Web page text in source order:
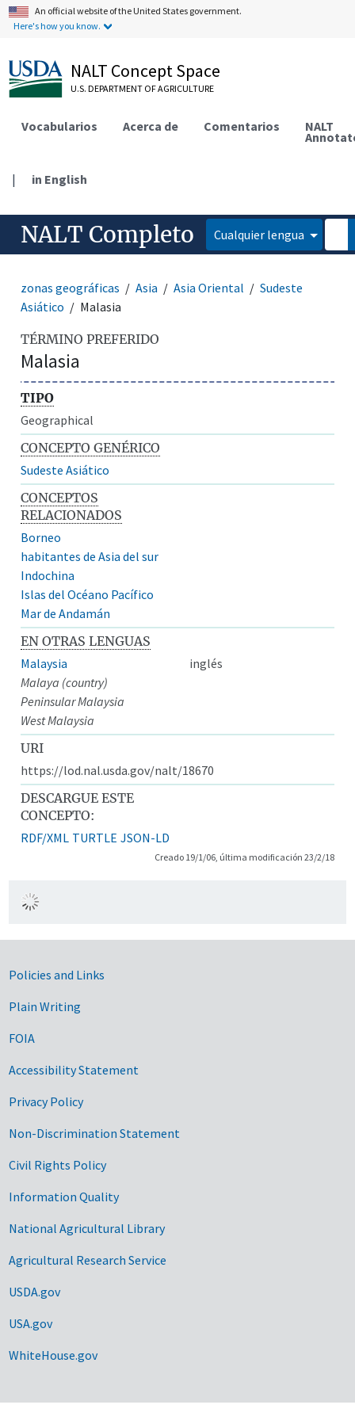
An official website of the United States government.
Here's how you know.
NALT Concept Space
U.S. DEPARTMENT OF AGRICULTURE
Vocabularios Acerca de Comentarios NALT
| in English
NALT Completo Cualquier lengua
zonas geográficas Asia Asia Oriental
Sudeste
Asiático
Malasia
TÉRMINO PREFERIDO
Malasia
TIPO
Geographical
CONCEPTO GENÉRICO
Sudeste Asiático
CONCEPTOS
RELACIONADOS
Borneo
habitantes de Asia del sur
Indochina
Islas del Océano Pacífico
Mar de Andamán
EN OTRAS LENGUAS
Malaysia
inglés
Malaya (country)
Peninsular Malaysia
West Malaysia
URI
https://lod.nal.usda.gov/nalt/18670
DESCARGUE ESTE
CONCEPTO:
RDF/XML TURTLE JSON-LD
Creado 19/1/06, última modificación 23/2/18
Government Links
Policies and Links
Plain Writing
FOIA
Accessibility Statement
Privacy Policy
Non-Discrimination Statement
Civil Rights Policy
Information Quality
National Agricultural Library
Agricultural Research Service
USDA.gov
USA.gov
WhiteHouse.gov